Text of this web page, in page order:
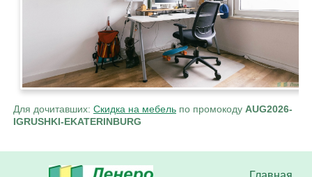
Для дочитавших: Скидка на мебель по промокоду AUG2026-
IGRUSHKI-EKATERINBURG